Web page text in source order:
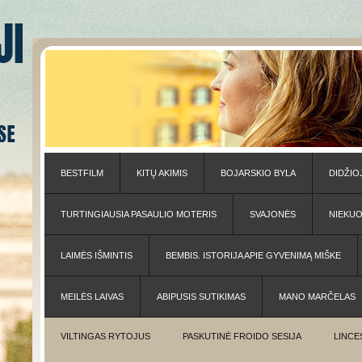
BESTFILM KITŲ AKIMIS BOJARSKIO BYLA
TURTINGIAUSIA PASAULIO MOTERIS SVAJONĖS
LAIMĖS IŠMINTIS BEMBIS. ISTORIJA APIE GYVENIMĄ MIŠKE
MEILĖS LAIVAS ABIPUSIS SUTIKIMAS MANO MARČELAS
VILTINGAS RYTOJUS PASKUTINĖ FROIDO SESIJA